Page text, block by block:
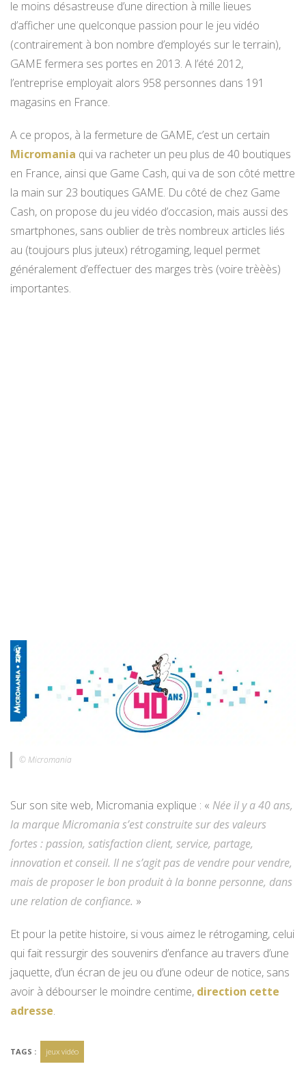
le moins désastreuse d’une direction à mille lieues
d’afficher une quelconque passion pour le jeu vidéo
(contrairement à bon nombre d’employés sur le terrain),
GAME fermera ses portes en 2013. A l’été 2012,
l’entreprise employait alors 958 personnes dans 191
magasins en France.
A ce propos, à la fermeture de GAME, c’est un certain
Micromania qui va racheter un peu plus de 40 boutiques
en France, ainsi que Game Cash, qui va de son côté mettre
la main sur 23 boutiques GAME. Du côté de chez Game
Cash, on propose du jeu vidéo d’occasion, mais aussi des
smartphones, sans oublier de très nombreux articles liés
au (toujours plus juteux) rétrogaming, lequel permet
généralement d’effectuer des marges très (voire trèèès)
importantes.
© Micromania
Sur son site web, Micromania explique : « Née il y a 40 ans,
la marque Micromania s’est construite sur des valeurs
fortes : passion, satisfaction client, service, partage,
innovation et conseil. Il ne s’agit pas de vendre pour vendre,
mais de proposer le bon produit à la bonne personne, dans
une relation de confiance. »
Et pour la petite histoire, si vous aimez le rétrogaming, celui
qui fait ressurgir des souvenirs d’enfance au travers d’une
jaquette, d’un écran de jeu ou d’une odeur de notice, sans
avoir à débourser le moindre centime, direction cette
adresse.
TAGS : jeux vidéo